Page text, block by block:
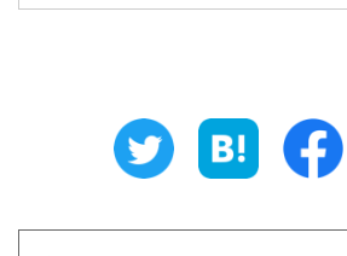
埼玉県 千葉県
198円 富山県
198円 福井県
198円